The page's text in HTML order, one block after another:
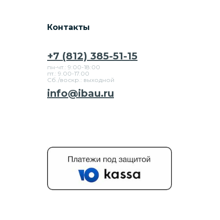
+7 (812) 385-51-15
пн-чт.: 9:00-18:00
пт.: 9.00-17.00
Сб./воскр.: выходной
Контакты
info@ibau.ru